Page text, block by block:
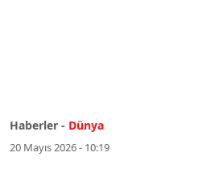
Haberler - Dünya
20 Mayıs 2026 - 10:19